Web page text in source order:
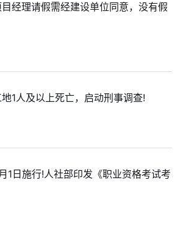
经理请假需经建设单位同意，没有假
1人及以上死亡，启动刑事调查!
1日施行!人社部印发《职业资格考试考